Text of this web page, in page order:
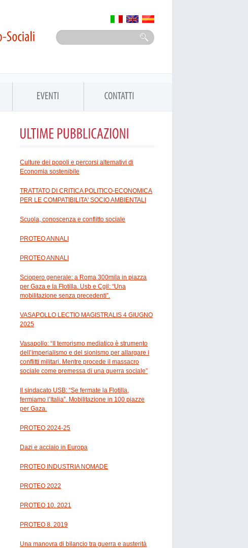
Culture dei popoli e percorsi alternativi di
Economia sostenibile
TRATTATO DI CRITICA POLITICO-ECONOMICA
PER LE COMPATIBILITA' SOCIO AMBIENTALI
Scuola, conoscenza e conflitto sociale
PROTEO ANNALI
PROTEO ANNALI
Sciopero generale: a Roma 300mila in piazza
per Gaza e la Flotilla. Usb e Cgil: “Una
mobilitazione senza precedenti”.
VASAPOLLO LECTIO MAGISTRALIS 4 GIUGNO
2025
Vasapollo: “Il terrorismo mediatico è strumento
dell’imperialismo e del sionismo per allargare i
conflitti militari. Mentre procede il massacro
sociale come premessa di una guerra sociale”
Il sindacato USB: “Se fermate la Flotilla,
fermiamo l’Italia”. Mobilitazione in 100 piazze
per Gaza.
PROTEO 2024-25
Dazi e acciaio in Europa
PROTEO INDUSTRIA NOMADE
PROTEO 2022
PROTEO 10. 2021
PROTEO 8. 2019
Una manovra di bilancio tra guerra e austerità